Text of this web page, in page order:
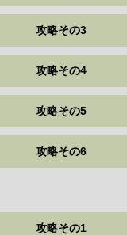
攻略その3
攻略その4
攻略その5
攻略その6
攻略その1